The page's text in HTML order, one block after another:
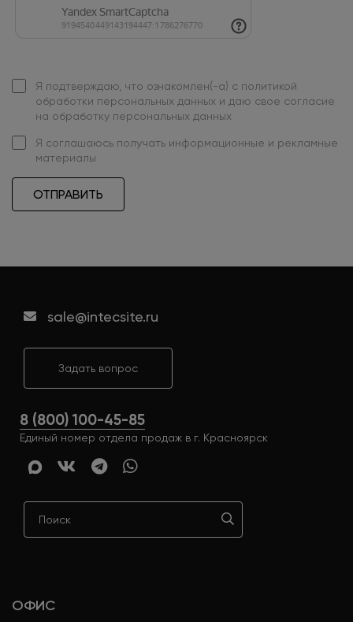
Я подтверждаю, что ознакомлен(-а) с политикой
обработки персональных данных и даю свое согласие
на обработку персональных данных
Я соглашаюсь получать информационные и рекламные
материалы
ОТПРАВИТЬ
sale@intecsite.ru
Задать вопрос
8 (800) 100-45-85
Единый номер отдела продаж в г. Красноярск
ОФИС